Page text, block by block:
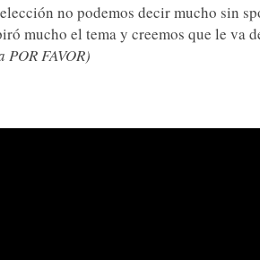
no podemos decir mucho sin
mucho el tema y creemos que le va
POR FAVOR)